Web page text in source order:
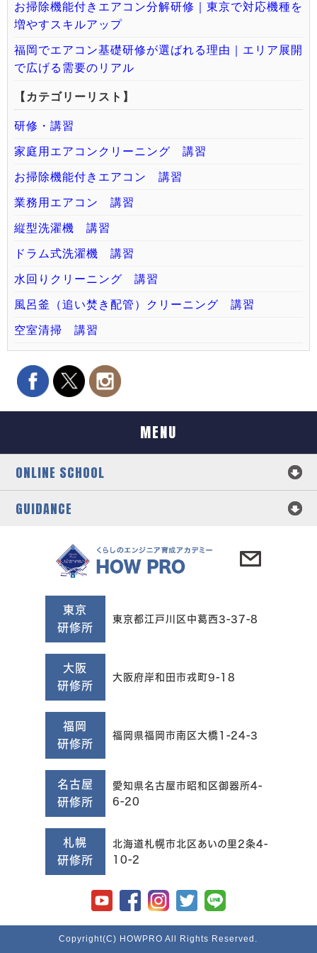
お掃除機能付きエアコン分解研修｜東京で対応機種を
増やすスキルアップ
福岡でエアコン基礎研修が選ばれる理由｜エリア展開
で広げる需要のリアル
【カテゴリーリスト】
研修・講習
家庭用エアコンクリーニング 講習
お掃除機能付きエアコン 講習
業務用エアコン 講習
縦型洗濯機 講習
ドラム式洗濯機 講習
水回りクリーニング 講習
風呂釜（追い焚き配管）クリーニング 講習
空室清掃 講習
MENU
ONLINE SCHOOL
GUIDANCE
東京
研修所
東京都江戸川区中葛西3-37-8
大阪
研修所
大阪府岸和田市戎町9-18
福岡
研修所
福岡県福岡市南区大橋1-24-3
名古屋
研修所
愛知県名古屋市昭和区御器所4-
6-20
札幌
研修所
北海道札幌市北区あいの里2条4-
10-2
Copyright(C) HOWPRO All Rights Reserved.